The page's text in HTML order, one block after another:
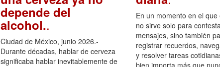
depende del
alcohol..
Ciudad de México, junio 2026.-
Durante décadas, hablar de cerveza
significaba hablar inevitablemente de
En un momento en el que
no sirve solo para
mensajes, sino también
registrar recuerdos,
y resolver tareas
bien importa más que